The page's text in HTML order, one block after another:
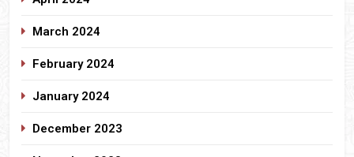
March 2024
February 2024
January 2024
December 2023